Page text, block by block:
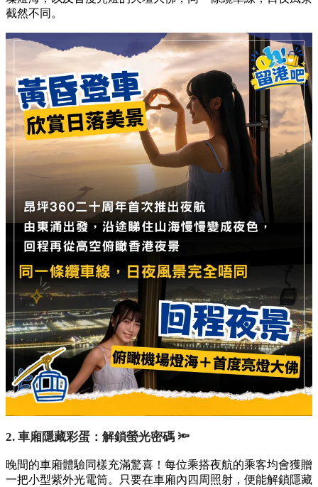
截然不同。
2. 車廂隱藏彩蛋：解鎖螢光密碼 🔦
晚間的車廂體驗同樣充滿驚喜！每位乘搭夜航的乘客均會獲贈
一把小型紫外光電筒。只要在車廂內四周照射，便能解鎖隱藏